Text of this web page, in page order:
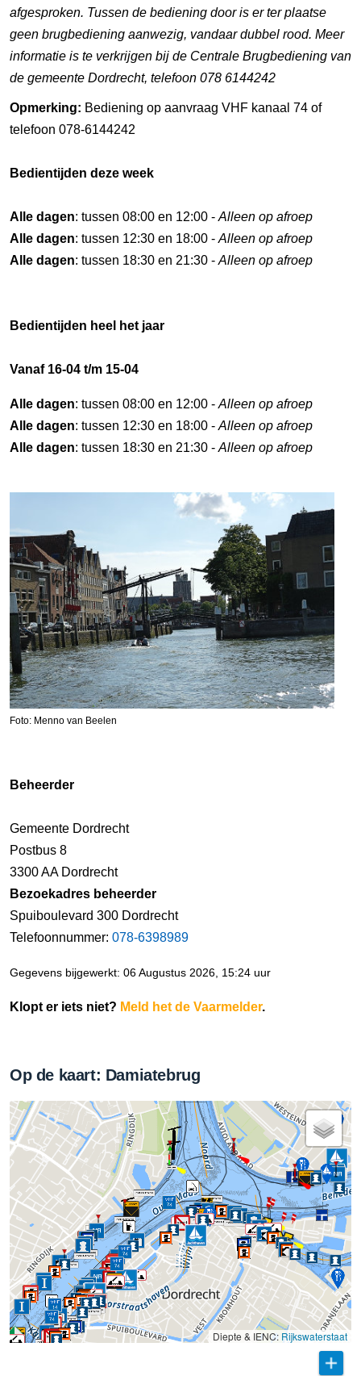
afgesproken. Tussen de bediening door is er ter plaatse
geen brugbediening aanwezig, vandaar dubbel rood. Meer
informatie is te verkrijgen bij de Centrale Brugbediening van
de gemeente Dordrecht, telefoon 078 6144242
Opmerking: Bediening op aanvraag VHF kanaal 74 of
telefoon 078-6144242
Bedientijden deze week
Alle dagen: tussen 08:00 en 12:00 - Alleen op afroep
Alle dagen: tussen 12:30 en 18:00 - Alleen op afroep
Alle dagen: tussen 18:30 en 21:30 - Alleen op afroep
Bedientijden heel het jaar
Vanaf 16-04 t/m 15-04
Alle dagen: tussen 08:00 en 12:00 - Alleen op afroep
Alle dagen: tussen 12:30 en 18:00 - Alleen op afroep
Alle dagen: tussen 18:30 en 21:30 - Alleen op afroep
Foto: Menno van Beelen
Beheerder
Gemeente Dordrecht
Postbus 8
3300 AA Dordrecht
Bezoekadres beheerder
Spuiboulevard 300 Dordrecht
Telefoonnummer: 078-6398989
Gegevens bijgewerkt: 06 Augustus 2026, 15:24 uur
Klopt er iets niet? Meld het de Vaarmelder.
Op de kaart: Damiatebrug
977
71
Diepte & IENC: Rijkswaterstaat